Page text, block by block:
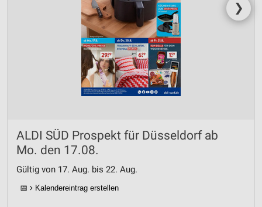
❯
ALDI SÜD Prospekt für Düsseldorf ab
Mo. den 17.08.
Gültig von 17. Aug. bis 22. Aug.
📅 Kalendereintrag erstellen